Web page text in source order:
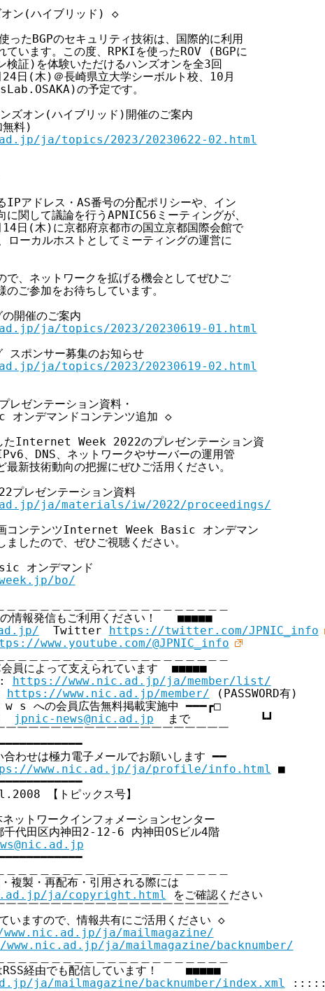
ン(ハイブリッド) ◇
たBGPのセキュリティ技術は、国際的に利用
ています。この度、RPKIを使ったROV (BGPに
証)を体験いただけるハンズオンを全3回
日(木)＠長崎県立大学シーボルト校、10月
の予定です。
オン(ハイブリッド)開催のご案内
料)
ja/topics/2023/20230622-02.html
アドレス・AS番号の分配ポリシーや、イン
関して議論を行うAPNIC56ミーティングが、
(木)に京都府京都市の国立京都国際会館で
ーカルホストとしてミーティングの運営に
、ネットワークを拡げる機会としてぜひご
ご参加をお待ちしています。
開催のご案内
ja/topics/2023/20230619-01.html
ポンサー募集のお知らせ
ja/topics/2023/20230619-02.html
ンテーション資料・
ンデマンドコンテンツ追加 ◇
Internet Week 2022のプレゼンテーション資
、DNS、ネットワークやサーバーの運用管
新技術動向の把握にぜひご活用ください。
レゼンテーション資料
ja/materials/iw/2022/proceedings/
コンテンツInternet Week Basic オンデマン
したので、ぜひご視聴ください。
オンデマンド
bo/
報発信もご利用ください！   ■■■■■
  Twitter
https://twitter.com/JPNIC_info
www.youtube.com/@JPNIC_info
員によって支えられています  ■■■■■
https://www.nic.ad.jp/ja/member/list/
https://www.nic.ad.jp/member/ (PASSWORD有)
の会員広告無料掲載実施中 ━━━┏□
jpnic-news@nic.ad.jp
  まで          ┗┛
￣￣￣￣￣￣￣￣￣￣￣￣￣￣￣￣￣￣￣
わせは極力電子メールでお願いします ━━
www.nic.ad.jp/ja/profile/info.html ■
【トピックス号】
ットワークインフォメーションセンター
代田区内神田2-12-6 内神田OSビル4階
製・再配布・引用される際には
ja/copyright.html をご確認ください
￣￣￣￣￣￣￣￣￣￣￣￣￣￣￣￣￣￣￣
ますので、情報共有にご活用ください ◇
ja/mailmagazine/
ja/mailmagazine/backnumber/
経由でも配信しています！    ■■■■■
ja/mailmagazine/backnumber/index.xml :::::